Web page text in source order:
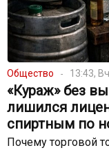
Общество 13:43,
«Кураж» без
лишился
спиртным по
Почему торговой